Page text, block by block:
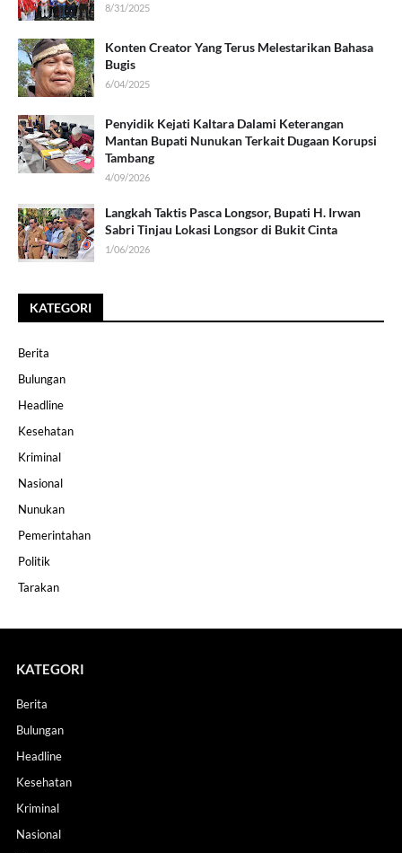
8/31/2025
Konten Creator Yang Terus Melestarikan Bahasa
Bugis
6/04/2025
Penyidik Kejati Kaltara Dalami Keterangan
Mantan Bupati Nunukan Terkait Dugaan Korupsi
Tambang
4/09/2026
Langkah Taktis Pasca Longsor, Bupati H. Irwan
Sabri Tinjau Lokasi Longsor di Bukit Cinta
1/06/2026
KATEGORI
Berita
Bulungan
Headline
Kesehatan
Kriminal
Nasional
Nunukan
Pemerintahan
Politik
Tarakan
KATEGORI
Berita
Bulungan
Headline
Kesehatan
Kriminal
Nasional